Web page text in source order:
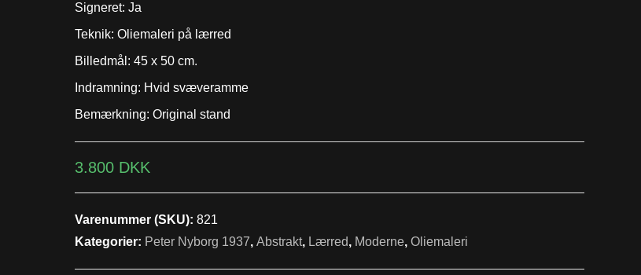
Signeret: Ja
Teknik: Oliemaleri på lærred
Billedmål: 45 x 50 cm.
Indramning: Hvid svæveramme
Bemærkning: Original stand
3.800 DKK
Varenummer (SKU): 821
Kategorier: Peter Nyborg 1937, Abstrakt, Lærred, Moderne, Oliemaleri